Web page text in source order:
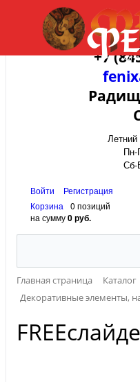
+7
Пн-
Сб-
Войти
Регистрация
Корзина
0 позиций
на сумму0 руб.
Главная страница Каталог
Декоративные элементы,